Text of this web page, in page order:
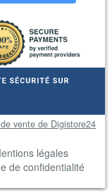
vente de Digistore24
légales
de confidentialité